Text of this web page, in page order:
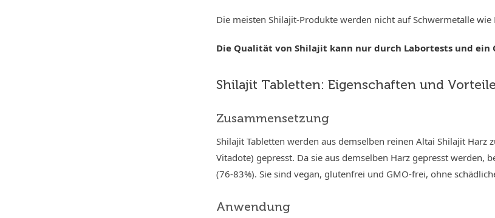
Die meisten Shilajit-Produkte werden nicht auf Schwermetalle
Die Qualität von Shilajit kann nur durch Labortests und ein
Shilajit Tabletten: Eigenschaften und Vorteile
Zusammensetzung
Shilajit Tabletten werden aus demselben reinen Altai Shilajit Harz
Vitadote) gepresst. Da sie aus demselben Harz gepresst werden,
(76-83%). Sie sind vegan, glutenfrei und GMO-frei, ohne
Anwendung